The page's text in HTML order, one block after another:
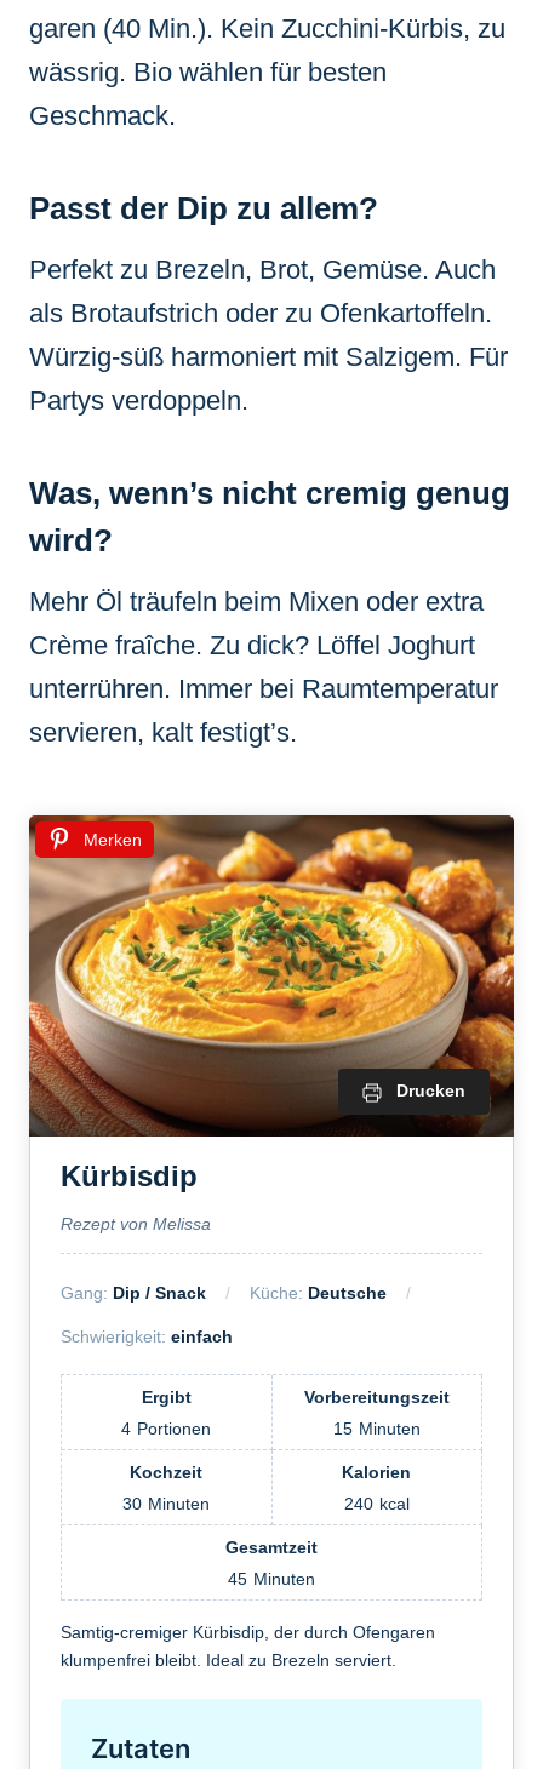
garen (40 Min.). Kein Zucchini-Kürbis, zu
wässrig. Bio wählen für besten
Geschmack.
Passt der Dip zu allem?
Perfekt zu Brezeln, Brot, Gemüse. Auch
als Brotaufstrich oder zu Ofenkartoffeln.
Würzig-süß harmoniert mit Salzigem. Für
Partys verdoppeln.
Was, wenn’s nicht cremig genug
wird?
Mehr Öl träufeln beim Mixen oder extra
Crème fraîche. Zu dick? Löffel Joghurt
unterrühren. Immer bei Raumtemperatur
servieren, kalt festigt’s.
Merken
Drucken
Kürbisdip
Rezept von Melissa
Gang: Dip / Snack Küche: Deutsche
Schwierigkeit: einfach
Ergibt
4 Portionen
Vorbereitungszeit
15 Minuten
Kochzeit
30 Minuten
Kalorien
240 kcal
Gesamtzeit
45 Minuten
Samtig-cremiger Kürbisdip, der durch Ofengaren
klumpenfrei bleibt. Ideal zu Brezeln serviert.
Zutaten